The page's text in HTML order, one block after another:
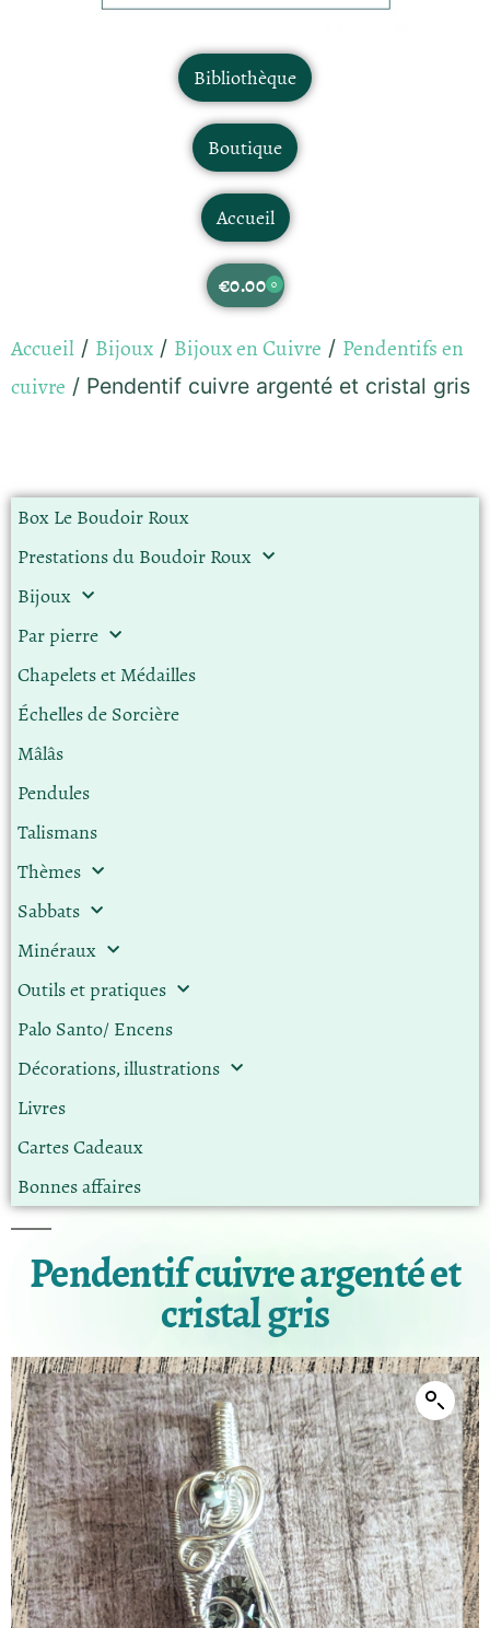
Bibliothèque
Boutique
Accueil
€0.00 0
Accueil / Bijoux / Bijoux en Cuivre / Pendentifs en
cuivre / Pendentif cuivre argenté et cristal gris
Box Le Boudoir Roux
Prestations du Boudoir Roux
Bijoux
Par pierre
Chapelets et Médailles
Échelles de Sorcière
Mâlâs
Pendules
Talismans
Thèmes
Sabbats
Minéraux
Outils et pratiques
Palo Santo/ Encens
Décorations, illustrations
Livres
Cartes Cadeaux
Bonnes affaires
Pendentif cuivre argenté et
cristal gris